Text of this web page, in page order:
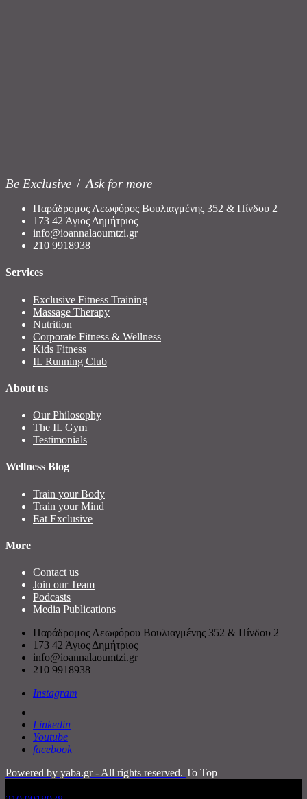
Be Exclusive / Ask for more
Παράδρομος Λεωφόρος Βουλιαγμένης 352 & Πίνδου 2
173 42 Άγιος Δημήτριος
info@ioannalaoumtzi.gr
210 9918938
Services
Exclusive Fitness Training
Massage Therapy
Nutrition
Corporate Fitness & Wellness
Kids Fitness
IL Running Club
About us
Our Philosophy
The IL Gym
Testimonials
Wellness Blog
Train your Body
Train your Mind
Eat Exclusive
More
Contact us
Join our Team
Podcasts
Media Publications
Παράδρομος Λεωφόρου Βουλιαγμένης 352 & Πίνδου 2
173 42 Άγιος Δημήτριος
info@ioannalaoumtzi.gr
210 9918938
Instagram
Linkedin
Youtube
facebook
Powered by yaba.gr - All rights reserved. To Top